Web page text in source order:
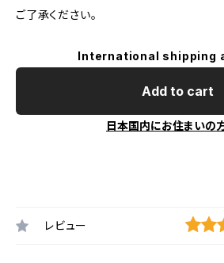
ご了承ください。
International shipping
Add to cart
日本国内にお住まいの
レビュー